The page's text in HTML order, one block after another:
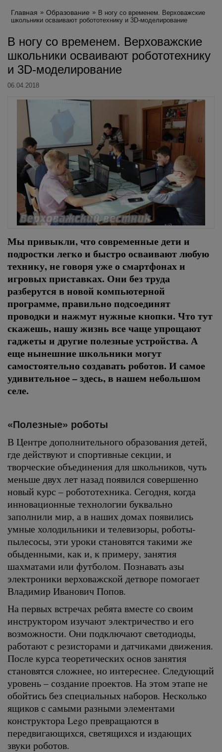
Главная Образование
В ногу со временем. Верховажские
школьники осваивают робототехнику и 3D-моделирование
В ногу со временем. Верховажские
школьники осваивают робототехнику
и 3D-моделирование
06.04.2018
Мы привыкли, что современные дети и
подростки легко и быстро осваивают любую
технику, не говоря уже о смартфонах и
игровых приставках. Они без труда
разберутся в новой компьютерной
программе, правильно подсоединят
проводки и нажмут нужные кнопки. Что тут
скажешь, нашу жизнь все чаще упрощают
гаджеты и другие полезные устройства. А
еще нынешние школьники могут
самостоятельно создавать роботов. И самое
удивительное – здесь, в нашем небольшом
селе.
«Полезные» роботы
В Центре дополнительного образования детей,
где действуют и спортивные секции, и
творческие объединения для школьников, чуть
меньше двух лет назад появился совершенно
новый курс – робототехника. Сегодня, когда
инновационные технологии буквально
заполнили мир, а в наших домах появились
умные холодильники и телевизоры, роботы-
пылесосы, эти уроки становятся такими же
обыденными, как и, к примеру, занятия
шахматами или футболом. Познавать азы
электроники верховажской детворе помогает
Владимир Иванович Попов.
На первых встречах ребята вместе со своим
инструктором изучают электричество и его
возможности. Они подключают светодиоды,
работают с резисторами и датчиками движения.
После курса теоретических основ занятия
становятся сложнее, но интереснее. Следующий
уровень – создание проектов. На этом этапе не
обойтись без специальных наборов. Несколько
ящиков с самыми разными элементами
конструктора Lego превращаются в
передвигающихся, светящихся и издающих
звуки роботов.